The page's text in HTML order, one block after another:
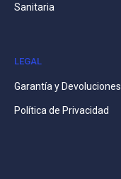
Sanitaria
LEGAL
Garantía y Devoluciones
Política de Privacidad